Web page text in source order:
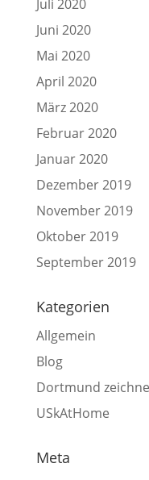
Juli 2020
Juni 2020
Mai 2020
April 2020
März 2020
Februar 2020
Januar 2020
Dezember 2019
November 2019
Oktober 2019
September 2019
Kategorien
Allgemein
Blog
Dortmund
USkAtHome
Meta